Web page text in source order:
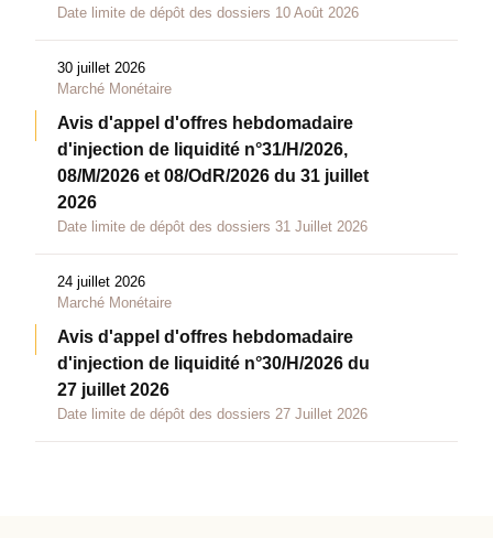
Date limite de dépôt des dossiers 10 Août 2026
30 juillet 2026
Marché Monétaire
Avis d'appel d'offres hebdomadaire
d'injection de liquidité n°31/H/2026,
08/M/2026 et 08/OdR/2026 du 31 juillet
2026
Date limite de dépôt des dossiers 31 Juillet 2026
24 juillet 2026
Marché Monétaire
Avis d'appel d'offres hebdomadaire
d'injection de liquidité n°30/H/2026 du
27 juillet 2026
Date limite de dépôt des dossiers 27 Juillet 2026